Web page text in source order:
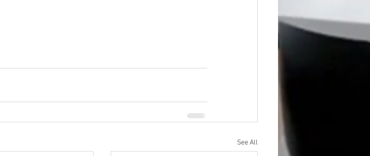
See All